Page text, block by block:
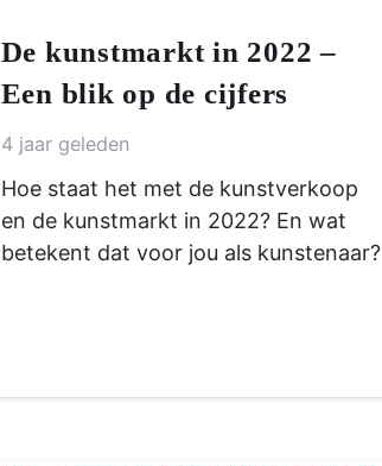
De kunstmarkt in 2022 –
Een blik op de cijfers
4 jaar geleden
Hoe staat het met de kunstverkoop
en de kunstmarkt in 2022? En wat
betekent dat voor jou als kunstenaar?